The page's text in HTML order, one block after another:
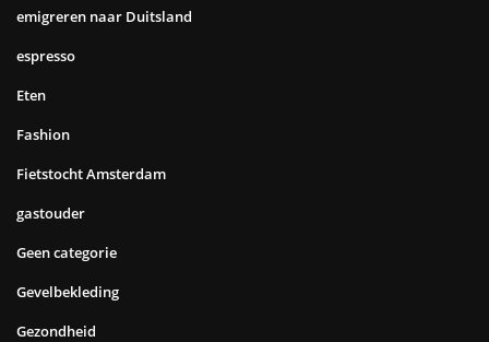
emigreren naar Duitsland
espresso
Eten
Fashion
Fietstocht Amsterdam
gastouder
Geen categorie
Gevelbekleding
Gezondheid